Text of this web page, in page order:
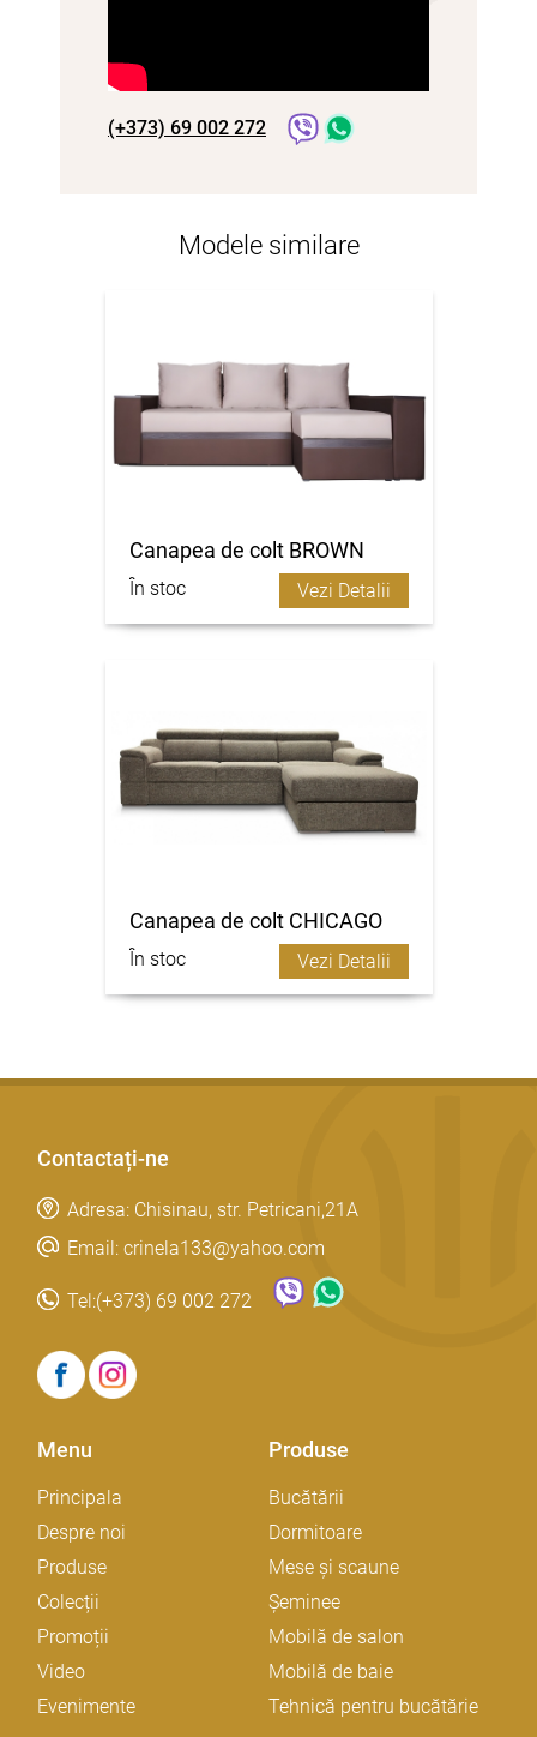
(+373) 69 002 272
Modele similare
Canapea de colt BROWN
În stoc Vezi Detalii
Canapea de colt CHICAGO
În stoc Vezi Detalii
Contactați-ne
Adresa: Chisinau, str. Petricani,21A
Email: crinela133@yahoo.com
Tel:(+373) 69 002 272
Menu
Principala
Despre noi
Produse
Colecții
Promoții
Video
Evenimente
Produse
Bucătării
Dormitoare
Mese și scaune
Șeminee
Mobilă de salon
Mobilă de baie
Tehnică pentru bucătărie